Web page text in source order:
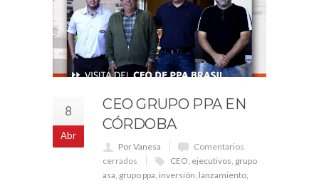
8
Abr
CEO GRUPO PPA EN
CÓRDOBA
Por Vanesa
Comentarios
cerrados
CEO ejecutivos grupo
asa grupo ppa inversión lanzamiento